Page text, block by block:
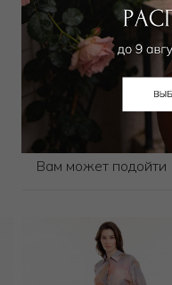
Рубашка
44 000 ₽ 23 850 ₽
Вам может подойти